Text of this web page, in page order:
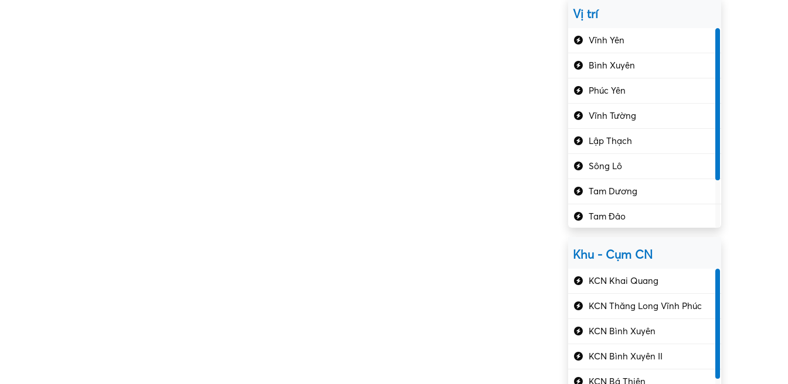
Kiểm soát chất lượng
Kỹ sư cơ khí
Kỹ sư điện
Kỹ thuật cao
Kỹ thuật mạng – IT
Làm bán thời gian
Lao động phổ thông
Vị trí
Vĩnh Yên
Bình Xuyên
Phúc Yên
Vĩnh Tường
Lập Thạch
Sông Lô
Tam Dương
Tam Đảo
Khu - Cụm CN
KCN Khai Quang
KCN Thăng Long Vĩnh Phúc
KCN Bình Xuyên
KCN Bình Xuyên II
KCN Bá Thiện